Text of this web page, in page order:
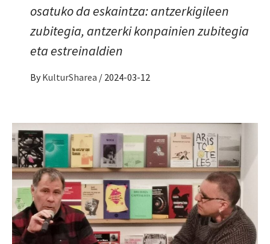
osatuko da eskaintza: antzerkigileen
zubitegia, antzerki konpainien zubitegia
eta estreinaldien
By KulturSharea / 2024-03-12